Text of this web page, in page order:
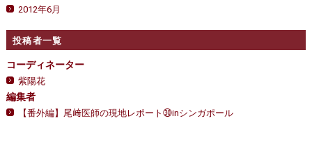
2012年6月
投稿者一覧
コーディネーター
紫陽花
編集者
【番外編】尾﨑医師の現地レポート㉚inシンガポール